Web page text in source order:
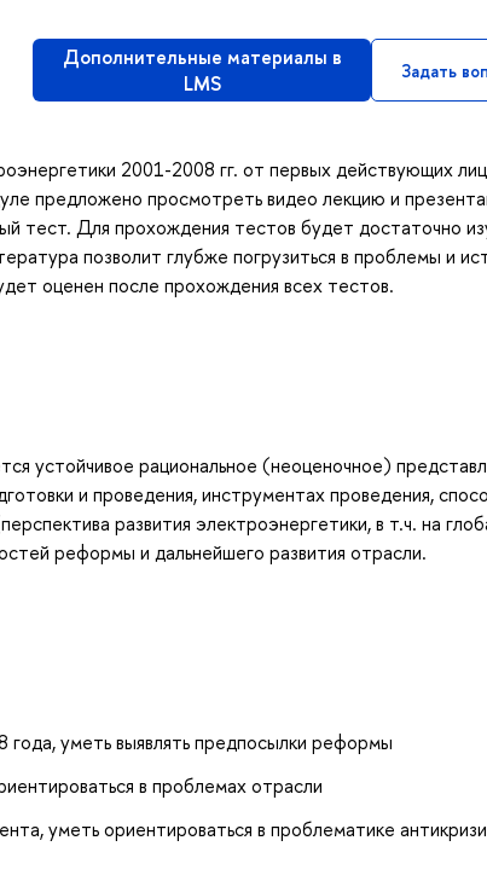
Дополнительные материалы в
LMS
Задать
2001-2008 гг. от первых действующих лиц
предложено просмотреть видео лекцию и
тест. Для прохождения тестов будет достаточно
позволит глубже погрузиться в проблемы и
оценен после прохождения всех тестов.
устойчивое рациональное (неоценочное)
и проведения, инструментах проведения,
развития электроэнергетики, в т.ч. на
реформы и дальнейшего развития отрасли.
уметь выявлять предпосылки реформы
в проблемах отрасли
уметь ориентироваться в проблематике